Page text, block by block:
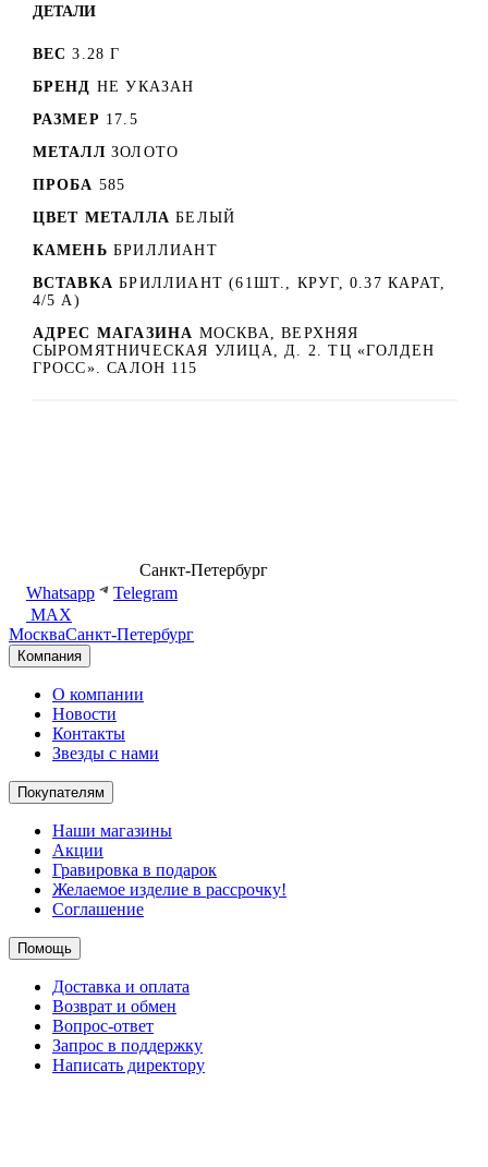
ДЕТАЛИ
ВЕС 3.28 Г
БРЕНД НЕ УКАЗАН
РАЗМЕР 17.5
МЕТАЛЛ ЗОЛОТО
ПРОБА 585
ЦВЕТ МЕТАЛЛА БЕЛЫЙ
КАМЕНЬ БРИЛЛИАНТ
ВСТАВКА БРИЛЛИАНТ (61ШТ., КРУГ, 0.37 КАРАТ,
4/5 А)
АДРЕС МАГАЗИНА МОСКВА, ВЕРХНЯЯ
СЫРОМЯТНИЧЕСКАЯ УЛИЦА, Д. 2. ТЦ «ГОЛДЕН
ГРОСС». САЛОН 115
Санкт-Петербург
Whatsapp
Telegram
MAX
МоскваСанкт-Петербург
Компания
О компании
Новости
Контакты
Звезды с нами
Покупателям
Наши магазины
Акции
Гравировка в подарок
Желаемое изделие в рассрочку!
Соглашение
Помощь
Доставка и оплата
Возврат и обмен
Вопрос-ответ
Запрос в поддержку
Написать директору